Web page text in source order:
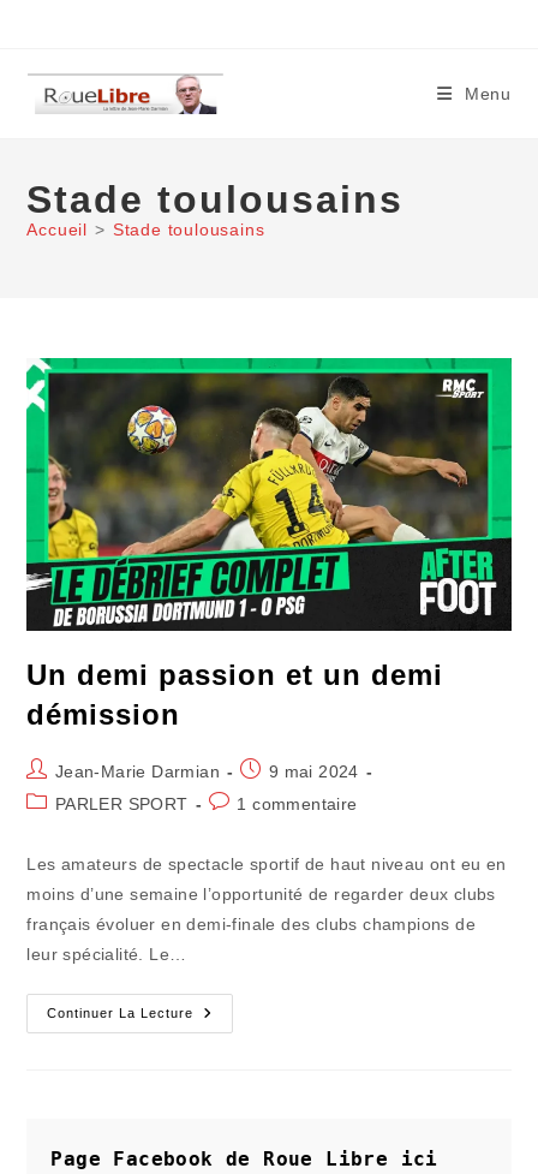
content
Menu
Stade toulousains
Accueil > Stade toulousains
Un demi passion et un demi
démission
Auteur/autrice
de
Jean-Marie Darmian
Publication
publiée :
9 mai 2024
PostPARLER SPORT
Commentaires
publication :
1 commentaire
Les amateurs de spectacle sportif de haut niveau ont eu en
moins d’une semaine l’opportunité de regarder deux clubs
français évoluer en demi-finale des clubs champions de
leur spécialité. Le…
Continuer La Lecture
Un
Demi
Page Facebook de Roue Libre ici